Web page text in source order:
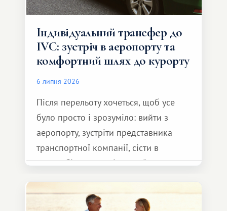
Індивідуальний трансфер до
IVC: зустріч в аеропорту та
комфортний шлях до курорту
6 липня 2026
Після перельоту хочеться, щоб усе
було просто і зрозуміло: вийти з
аеропорту, зустріти представника
транспортної компанії, сісти в
автомобіль та спокійно доїхати до